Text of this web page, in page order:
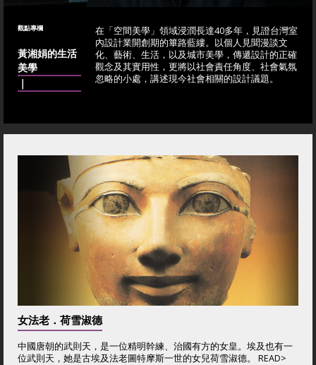
觀點專欄
黃湘娟的生活
美學
｜
在「空間美學」領域浸潤長達40多年，見證台灣室
內設計業開創期的篳路藍縷。以個人見聞漫談文
化、藝術、生活，以及城市美學，傳遞設計的正確
觀念及其實用性，更將以社會責任角度、社會氣氛
忽略的小處，講述現今社會相關的設計議題。
女法老．荷雪淑德
中國唐朝的武則天，是一位精明幹練、治國有方的女皇。埃及也有一
位武則天，她是古埃及法老圖特摩斯一世的女兒荷雪淑德。 READ>